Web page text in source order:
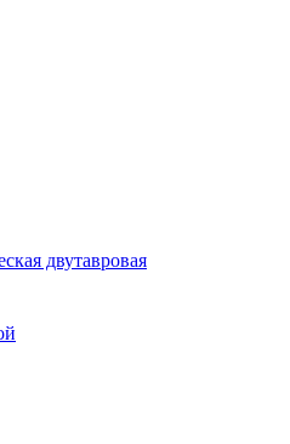
двутавровая